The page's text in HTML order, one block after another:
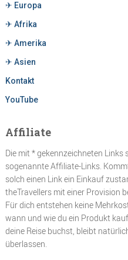
✈ Europa
✈ Afrika
✈ Amerika
✈ Asien
Kontakt
YouTube
Affiliate
Die mit * gekennzeichneten Links
sogenannte Affiliate-Links.
solch einen Link ein Einkauf
theTravellers mit einer Provision
Für dich entstehen keine
wann und wie du ein Produkt
deine Reise buchst, bleibt
überlassen.